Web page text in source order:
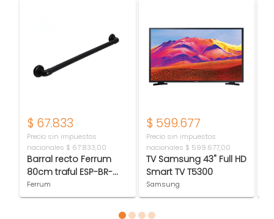
$ 599.677
Precio sin impuestos
nacionales $ 599.677,00
TV Samsung 43" Full HD
Smart TV T5300
Samsung
$ 67.833
Precio sin impuestos
nacionales $ 67.833,00
Barral recto Ferrum
80cm traful ESP-BR-
016-NE
Ferrum